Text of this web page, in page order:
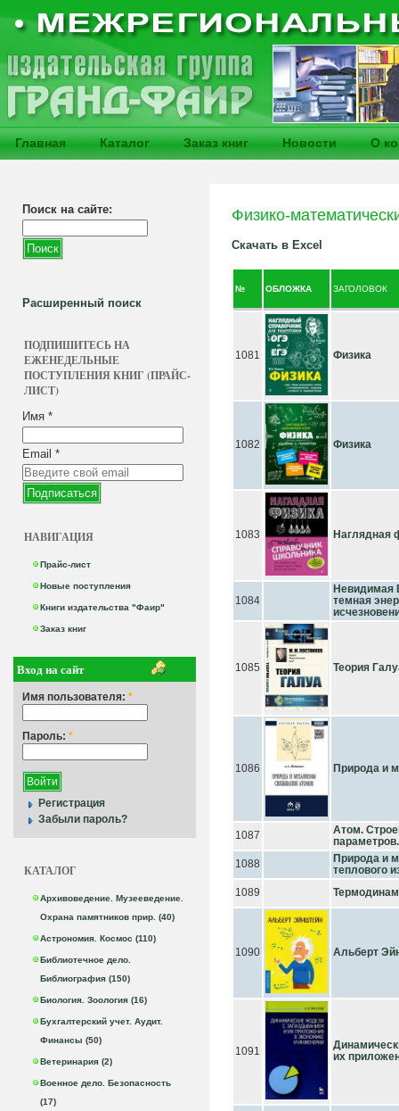
Главная Каталог Заказ книг Новости О
Поиск на сайте:
Расширенный поиск
ПОДПИШИТЕСЬ НА
ЕЖЕНЕДЕЛЬНЫЕ
ПОСТУПЛЕНИЯ КНИГ (ПРАЙС-
ЛИСТ)
Имя *
Email *
НАВИГАЦИЯ
Прайс-лист
Новые поступления
Книги издательства "Фаир"
Заказ книг
Вход на сайт
Имя пользователя: *
Пароль: *
Регистрация
Забыли пароль?
КАТАЛОГ
Архивоведение. Музееведение.
Охрана памятников прир. (40)
Астрономия. Космос (110)
Библиотечное дело.
Библиография (150)
Биология. Зоология (16)
Бухгалтерский учет. Аудит.
Финансы (50)
Ветеринария (2)
Военное дело. Безопасность
(17)
Физико-
Скачать в Excel
№ ОБЛОЖКА ЗАГОЛОВОК
1081 Физика
1082 Физика
1083 Наглядная
1084
Невидимая
темная
1085 Теория
1086 Природа и
1087
Атом.
1088
Природа и
теплового
1089
1090 Альберт
1091
их